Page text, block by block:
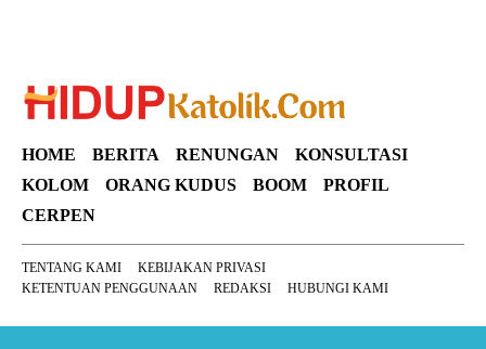
HOME BERITA RENUNGAN
KONSULTASI
KOLOM
ORANG KUDUS BOOM
PROFIL
CERPEN
TENTANG KAMI
KEBIJAKAN PRIVASI
KETENTUAN PENGGUNAAN
REDAKSI HUBUNGI KAMI